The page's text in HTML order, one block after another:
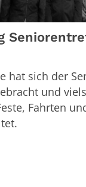
hat sich der
und
Fahrten